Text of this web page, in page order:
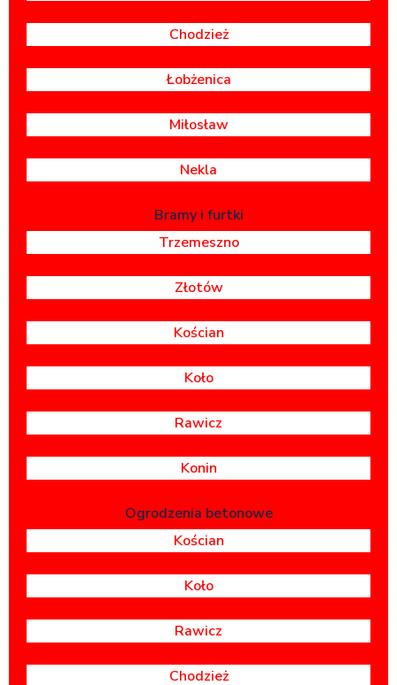
Chodzież
Łobżenica
Miłosław
Nekla
Bramy i furtki
Trzemeszno
Złotów
Kościan
Koło
Rawicz
Konin
Ogrodzenia betonowe
Kościan
Koło
Rawicz
Chodzież